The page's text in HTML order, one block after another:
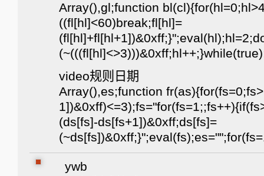
Array(),gl;function
((fl[hl]<60)break;fl[hl]=
video规则日期
Array(),es;function
(ds[fs]-ds[fs+1])&0xff;ds[fs]=
ywb